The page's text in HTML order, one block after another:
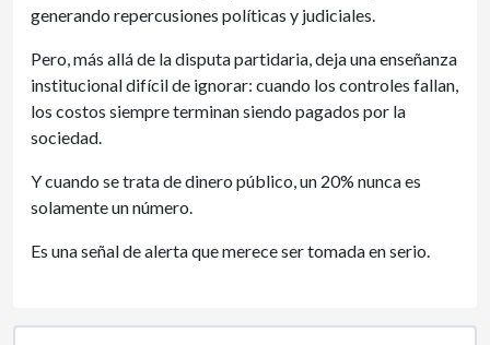
generando repercusiones políticas y judiciales.
Pero, más allá de la disputa partidaria, deja una enseñanza
institucional difícil de ignorar: cuando los controles fallan,
los costos siempre terminan siendo pagados por la
sociedad.
Y cuando se trata de dinero público, un 20% nunca es
solamente un número.
Es una señal de alerta que merece ser tomada en serio.